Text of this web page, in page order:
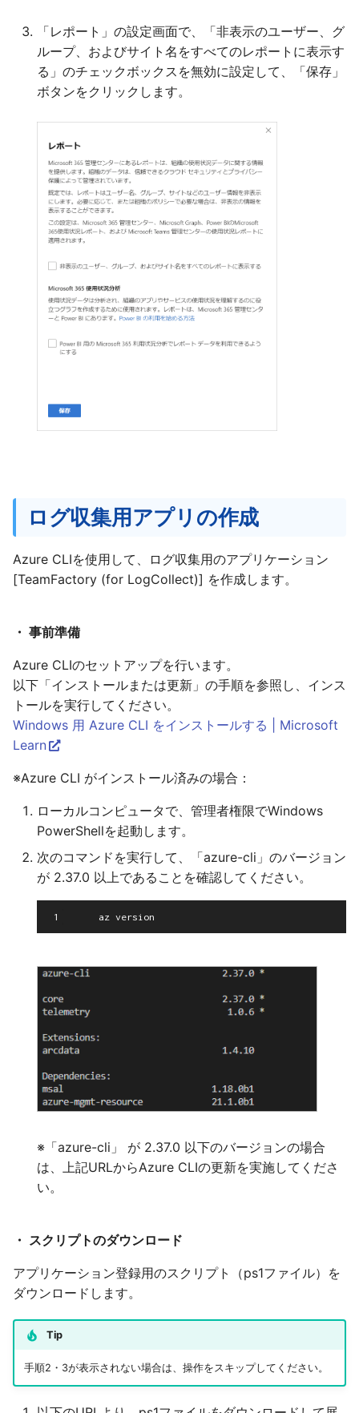
「レポート」の設定画面で、「非表示のユーザー、グ
ループ、およびサイト名をすべてのレポートに表示す
る」のチェックボックスを無効に設定して、「保存」
ボタンをクリックします。
ログ収集用アプリの作成
Azure CLIを使用して、ログ収集用のアプリケーション
[TeamFactory (for LogCollect)] を作成します。
・ 事前準備
Azure CLIのセットアップを行います。
以下「インストールまたは更新」の手順を参照し、インス
トールを実行してください。
Windows 用 Azure CLI をインストールする | Microsoft
Learn
※Azure CLI がインストール済みの場合：
ローカルコンピュータで、管理者権限でWindows
PowerShellを起動します。
次のコマンドを実行して、「azure-cli」のバージョン
が 2.37.0 以上であることを確認してください。
1
※「azure-cli」 が 2.37.0 以下のバージョンの場合
は、上記URLからAzure CLIの更新を実施してくださ
い。
・ スクリプトのダウンロード
アプリケーション登録用のスクリプト（ps1ファイル）を
ダウンロードします。
Tip
手順2・3が表示されない場合は、操作をスキップしてください。